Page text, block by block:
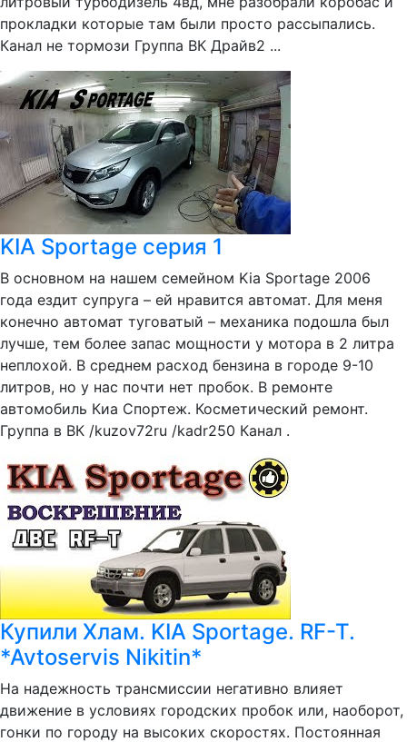
прокладки которые там были просто рассыпались.
Канал не тормози Группа ВК Драйв2 ...
KIA Sportage серия 1
В основном на нашем семейном Kia Sportage 2006
года ездит супруга – ей нравится автомат. Для меня
конечно автомат туговатый – механика подошла был
лучше, тем более запас мощности у мотора в 2 литра
неплохой. В среднем расход бензина в городе 9-10
литров, но у нас почти нет пробок. В ремонте
автомобиль Киа Спортеж. Косметический ремонт.
Группа в ВК /kuzov72ru /kadr250 Канал .
Купили Хлам. KIA Sportage. RF-T.
*Avtoservis Nikitin*
На надежность трансмиссии негативно влияет
движение в условиях городских пробок или, наоборот,
гонки по городу на высоких скоростях. Постоянная